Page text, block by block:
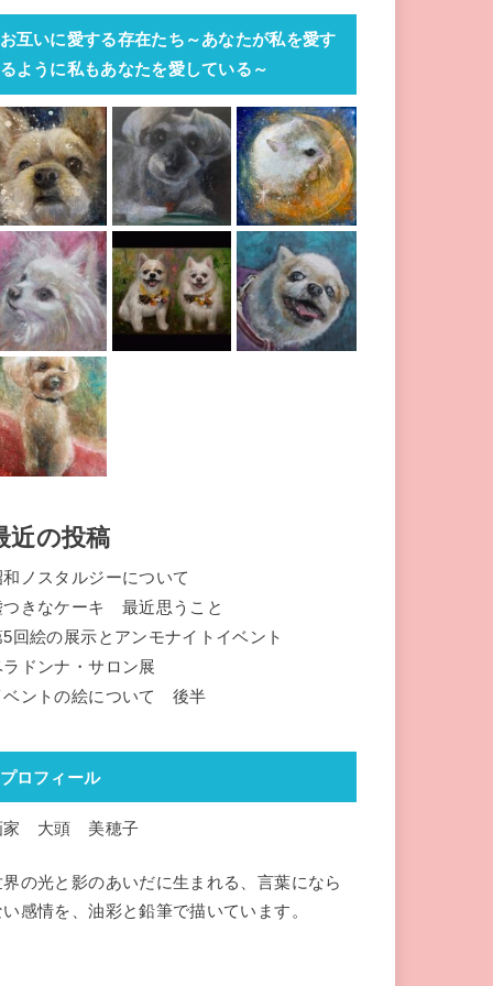
お互いに愛する存在たち～あなたが私を愛す
るように私もあなたを愛している～
近の投稿
和ノスタルジーについて
つきなケーキ 最近思うこと
5回絵の展示とアンモナイトイベント
ラドンナ・サロン展
ベントの絵について 後半
プロフィール
家 大頭 美穂子
界の光と影のあいだに生まれる、言葉になら
い感情を、油彩と鉛筆で描いています。